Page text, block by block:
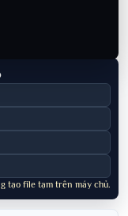
tạo file tạm trên máy chủ.